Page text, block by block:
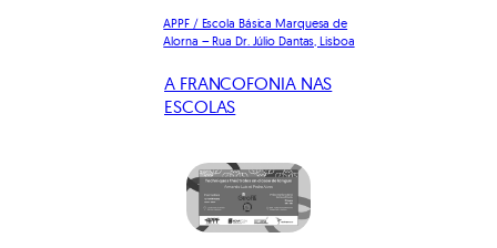
APPF / Escola Básica Marquesa de
Alorna – Rua Dr. Júlio Dantas, Lisboa
A FRANCOFONIA NAS
ESCOLAS